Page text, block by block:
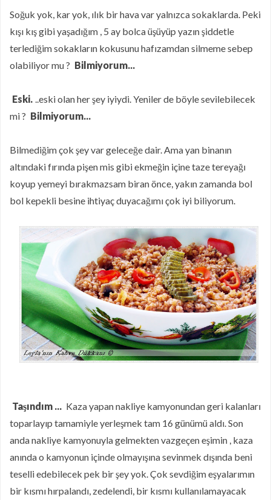
Soğuk yok, kar yok, ılık bir hava var yalnızca sokaklarda. Peki
kışı kış gibi yaşadığım , 5 ay bolca üşüyüp yazın şiddetle
terlediğim sokakların kokusunu hafızamdan silmeme sebep
olabiliyor mu ? Bilmiyorum...
Eski. ..eski olan her şey iyiydi. Yeniler de böyle sevilebilecek
mi ? Bilmiyorum...
Bilmediğim çok şey var geleceğe dair. Ama yan binanın
altındaki fırında pişen mis gibi ekmeğin içine taze tereyağı
koyup yemeyi bırakmazsam biran önce, yakın zamanda bol
bol kepekli besine ihtiyaç duyacağımı çok iyi biliyorum.
Taşındım ... Kaza yapan nakliye kamyonundan geri kalanları
toparlayıp tamamiyle yerleşmek tam 16 günümü aldı. Son
anda nakliye kamyonuyla gelmekten vazgeçen eşimin , kaza
anında o kamyonun içinde olmayışına sevinmek dışında beni
teselli edebilecek pek bir şey yok. Çok sevdiğim eşyalarımın
bir kısmı hırpalandı, zedelendi, bir kısmı kullanılamayacak